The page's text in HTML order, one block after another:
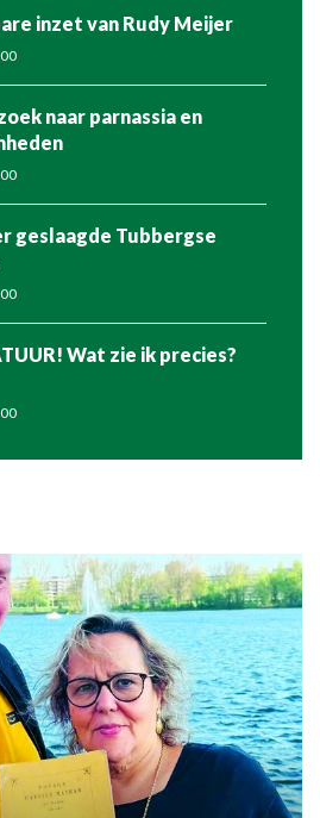
inzet van Rudy Meijer
naar parnassia en
Tubbergse
Wat zie ik precies?